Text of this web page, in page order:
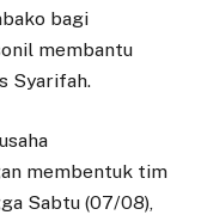
bagi
membantu
Syarifah.
membentuk tim
Sabtu (07/08),